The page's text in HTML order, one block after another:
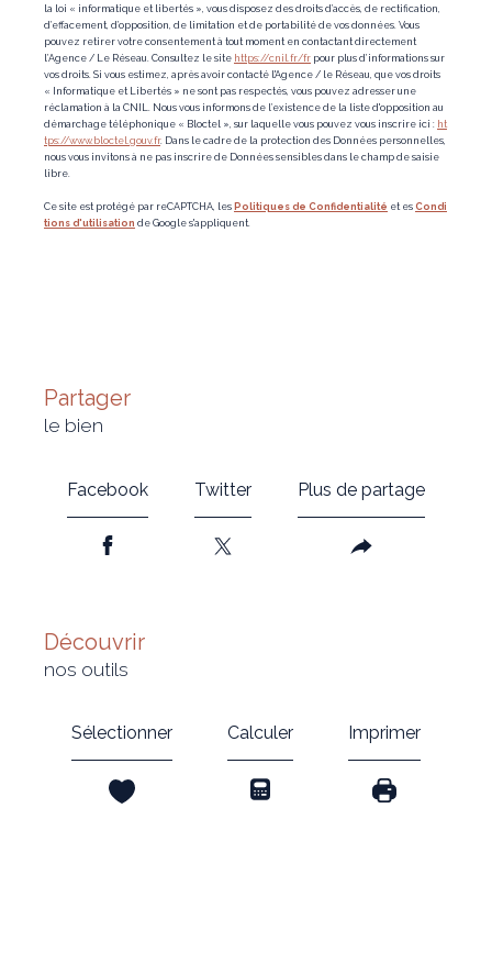
la loi « informatique et libertés », vous disposez des droits d’accès, de rectification,
d’effacement, d’opposition, de limitation et de portabilité de vos données. Vous
pouvez retirer votre consentement à tout moment en contactant directement
l’Agence / Le Réseau. Consultez le site https://cnil.fr/fr pour plus d’informations sur
vos droits. Si vous estimez, après avoir contacté l'Agence / le Réseau, que vos droits
« Informatique et Libertés » ne sont pas respectés, vous pouvez adresser une
réclamation à la CNIL. Nous vous informons de l’existence de la liste d'opposition au
démarchage téléphonique « Bloctel », sur laquelle vous pouvez vous inscrire ici : ht
tps://www.bloctel.gouv.fr. Dans le cadre de la protection des Données personnelles,
nous vous invitons à ne pas inscrire de Données sensibles dans le champ de saisie
libre.
Ce site est protégé par reCAPTCHA, les Politiques de Confidentialité et es Condi
tions d'utilisation de Google s'appliquent.
partager
le bien
Facebook Twitter Plus de partage
découvrir
nos outils
Sélectionner Calculer Imprimer